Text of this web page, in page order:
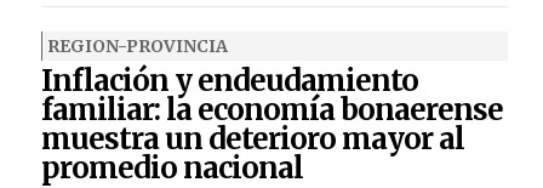
REGION-PROVINCIA
Inflación y endeudamiento
familiar: la economía bonaerense
muestra un deterioro mayor al
promedio nacional